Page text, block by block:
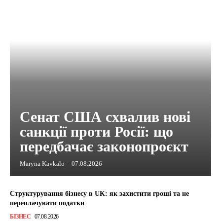
Сенат США схвалив нові
санкції проти Росії: що
передбачає законопроєкт
Maryna Kavkalo - 07.08.2026
Структурування бізнесу в UK: як захистити гроші та не
переплачувати податки
БІЗНЕС 07.08.2026